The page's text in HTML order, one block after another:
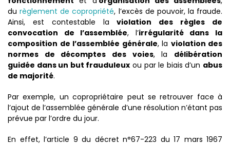
durèglement de copropriété, l’excès de pouvoir, la fraude.
Ainsi, est contestable laviolation des règles de
convocation de l’assemblée, l’irrégularité dans la
composition de l’assemblée générale, la violation des
normes de décomptes des voies, la délibération
guidée dans un but frauduleux ou par le biais d’un abus
de majorité.
Par exemple, un copropriétaire peut se retrouver face à
l’ajout de l’assemblée générale d’une résolution n’étant pas
prévue par l’ordre du jour.
En effet, l’article 9 du décret n°67-223 du 17 mars 1967